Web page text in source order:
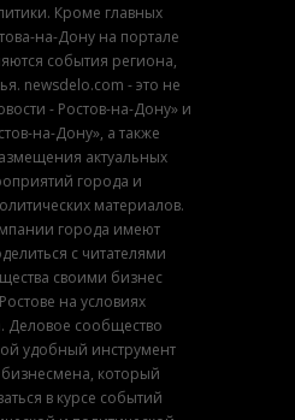
Кроме главных
на-Дону на портале
события региона,
newsdelo.com - это не
- Ростов-на-Дону» и
на-Дону», а также
актуальных
города и
материалов.
города имеют
с читателями
своими бизнес
на условиях
Деловое сообщество
удобный инструмент
который
в курсе событий